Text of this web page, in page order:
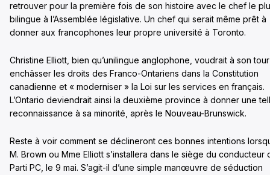
retrouver pour la première fois de son histoire avec le chef le
bilingue à l’Assemblée législative. Un chef qui serait même prêt à
donner aux francophones leur propre université à Toronto.
Christine Elliott, bien qu’unilingue anglophone, voudrait à son tour
enchâsser les droits des Franco-Ontariens dans la Constitution
canadienne et « moderniser » la Loi sur les services en français.
L’Ontario deviendrait ainsi la deuxième province à donner une
reconnaissance à sa minorité, après le Nouveau-Brunswick.
Reste à voir comment se déclineront ces bonnes intentions
M. Brown ou Mme Elliott s’installera dans le siège du conducteur
Parti PC, le 9 mai. S’agit-il d’une simple manœuvre de séduction